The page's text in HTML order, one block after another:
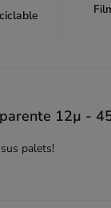
12µ -
palets!